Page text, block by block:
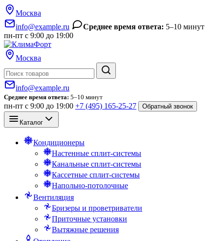
Москва
info@example.ru
Среднее время ответа: 5–10 минут
пн-пт с 9:00 до 19:00
Москва
info@example.ru
Среднее время ответа: 5–10 минут
пн-пт с 9:00 до 19:00 +7 (495) 165-25-27 Обратный звонок
Каталог
Кондиционеры
Настенные сплит-системы
Канальные сплит-системы
Кассетные сплит-системы
Напольно-потолочные
Вентиляция
Бризеры и проветриватели
Приточные установки
Вытяжные решения